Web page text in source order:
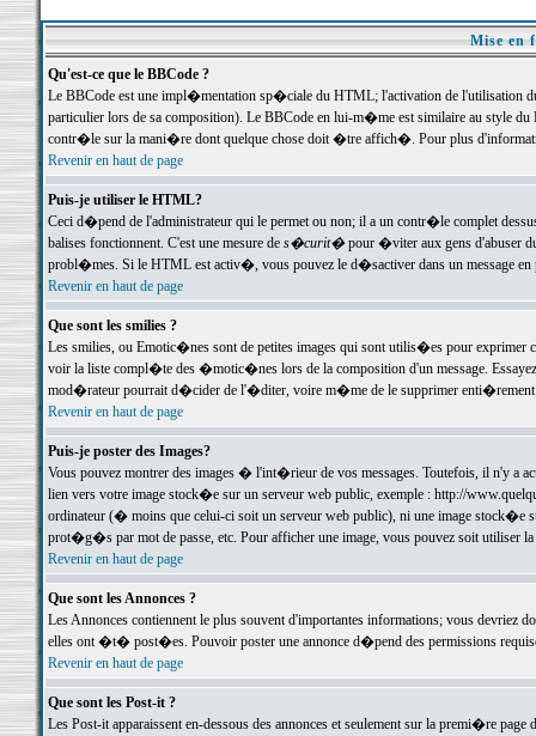
Mise en
Qu'est-ce que le BBCode ?
Le BBCode est une impl�mentation sp�ciale du HTML; l'activation de l'utilisation
particulier lors de sa composition). Le BBCode en lui-m�me est similaire au style
contr�le sur la mani�re dont quelque chose doit �tre affich�. Pour plus
Revenir en haut de page
Puis-je utiliser le HTML?
Ceci d�pend de l'administrateur qui le permet ou non; il a un contr�le complet
balises fonctionnent. C'est une mesure de s�curit�pour �viter aux gens d'abuser
probl�mes. Si le HTML est activ�, vous pouvez le d�sactiver dans un message en
Revenir en haut de page
Que sont les smilies ?
Les smilies, ou Emotic�nes sont de petites images qui sont utilis�es pour exprimer
voir la liste compl�te des �motic�nes lors de la composition d'un message.
mod�rateur pourrait d�cider de l'�diter, voire m�me de le supprimer
Revenir en haut de page
Puis-je poster des Images?
Vous pouvez montrer des images � l'int�rieur de vos messages. Toutefois, il n'y a
lien vers votre image stock�e sur un serveur web public, exemple : http://
ordinateur (� moins que celui-ci soit un serveur web public), ni une image stock�e
prot�g�s par mot de passe, etc. Pour afficher une image, vous pouvez soit
Revenir en haut de page
Que sont les Annonces ?
Les Annonces contiennent le plus souvent d'importantes informations; vous devriez
elles ont �t� post�es. Pouvoir poster une annonce d�pend des permissions
Revenir en haut de page
Que sont les Post-it ?
Les Post-it apparaissent en-dessous des annonces et seulement sur la premi�re